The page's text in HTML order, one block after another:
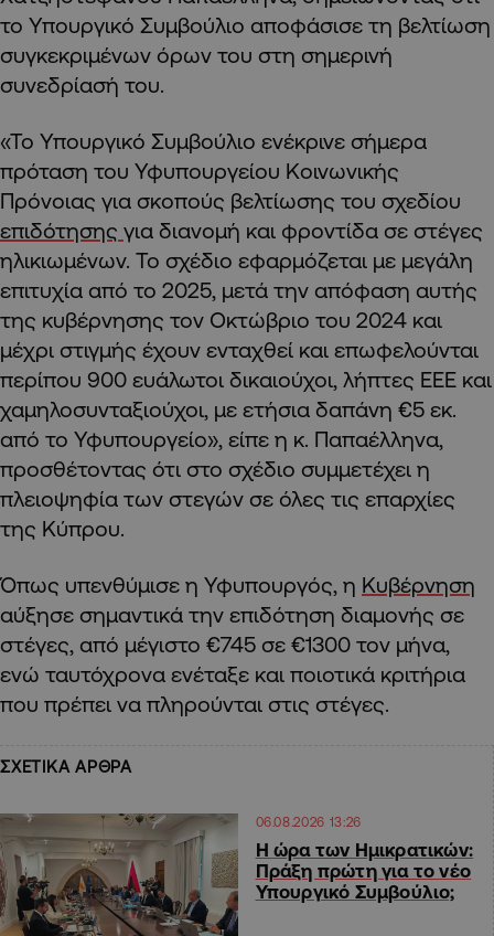
το Υπουργικό Συμβούλιο αποφάσισε τη βελτίωση
συγκεκριμένων όρων του στη σημερινή
συνεδρίασή του.
«Το Υπουργικό Συμβούλιο ενέκρινε σήμερα
πρόταση του Υφυπουργείου Κοινωνικής
Πρόνοιας για σκοπούς βελτίωσης του σχεδίου
επιδότησης για διανομή και φροντίδα σε στέγες
ηλικιωμένων. Το σχέδιο εφαρμόζεται με μεγάλη
επιτυχία από το 2025, μετά την απόφαση αυτής
της κυβέρνησης τον Οκτώβριο του 2024 και
μέχρι στιγμής έχουν ενταχθεί και επωφελούνται
περίπου 900 ευάλωτοι δικαιούχοι, λήπτες ΕΕΕ και
χαμηλοσυνταξιούχοι, με ετήσια δαπάνη €5 εκ.
από το Υφυπουργείο», είπε η κ. Παπαέλληνα,
προσθέτοντας ότι στο σχέδιο συμμετέχει η
πλειοψηφία των στεγών σε όλες τις επαρχίες
της Κύπρου.
Όπως υπενθύμισε η Υφυπουργός, η Κυβέρνηση
αύξησε σημαντικά την επιδότηση διαμονής σε
στέγες, από μέγιστο €745 σε €1300 τον μήνα,
ενώ ταυτόχρονα ενέταξε και ποιοτικά κριτήρια
που πρέπει να πληρούνται στις στέγες.
ΣΧΕΤΙΚΑ ΑΡΘΡΑ
06.08.2026 13:26
Η ώρα των Ημικρατικών:
Πράξη πρώτη για το νέο
Υπουργικό Συμβούλιο;